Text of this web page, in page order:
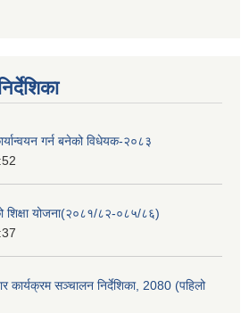
गर्न बनेको विधेयक-२०८३
शिक्षा योजना(२०८१/८२-०८५/८६)
कार्यक्रम सञ्चालन निर्देशिका, 2080 (पहिलो